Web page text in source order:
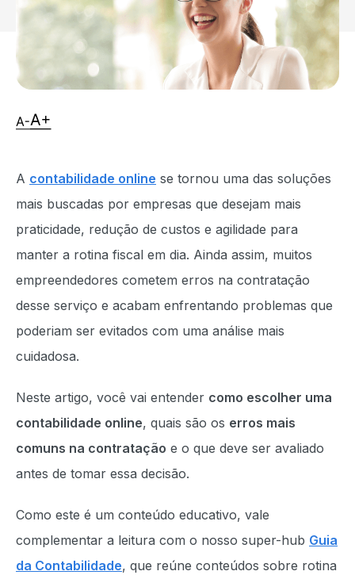
A contabilidade online se tornou uma das soluções
mais buscadas por empresas que desejam mais
praticidade, redução de custos e agilidade para
manter a rotina fiscal em dia. Ainda assim, muitos
empreendedores cometem erros na contratação
desse serviço e acabam enfrentando problemas que
poderiam ser evitados com uma análise mais
cuidadosa.
Neste artigo, você vai entender como escolher uma
contabilidade online, quais são os erros mais
comuns na contratação e o que deve ser avaliado
antes de tomar essa decisão.
Como este é um conteúdo educativo, vale
complementar a leitura com o nosso super-hub Guia
da Contabilidade, que reúne conteúdos sobre rotina